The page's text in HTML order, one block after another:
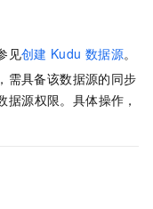
见创建 Kudu 数据源。
需具备该数据源的同步
源权限。具体操作，